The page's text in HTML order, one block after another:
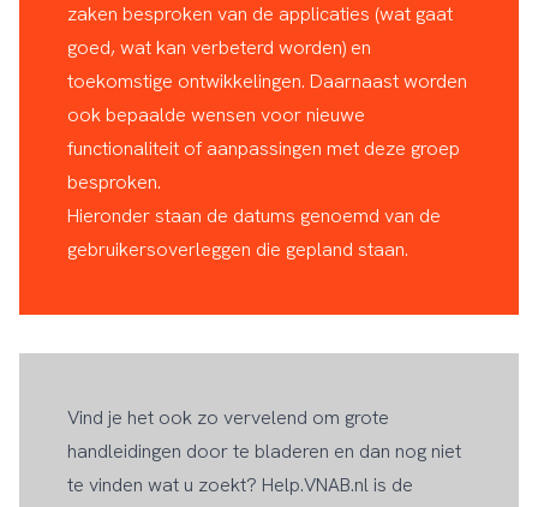
zaken besproken van de applicaties (wat gaat
goed, wat kan verbeterd worden) en
toekomstige ontwikkelingen. Daarnaast worden
ook bepaalde wensen voor nieuwe
functionaliteit of aanpassingen met deze groep
besproken.
Hieronder staan de datums genoemd van de
gebruikersoverleggen die gepland staan.
Vind je het ook zo vervelend om grote
handleidingen door te bladeren en dan nog niet
te vinden wat u zoekt? Help.VNAB.nl is de